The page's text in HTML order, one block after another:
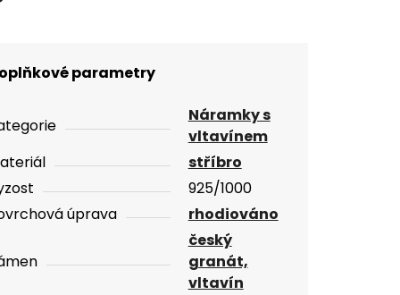
parametry
Náramky s
vltavínem
stříbro
925/1000
úprava
rhodiováno
český
granát,
vltavín